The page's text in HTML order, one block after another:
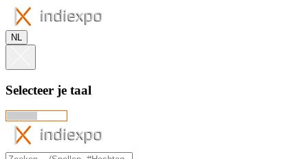
NL
Selecteer je taal